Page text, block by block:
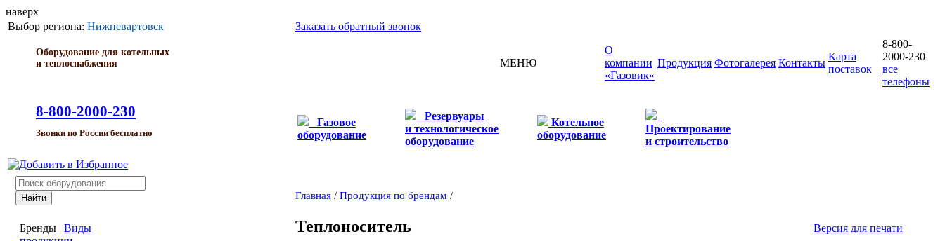
наверх
Выбор региона: Нижневартовск
Оборудование для котельных
и теплоснабжения
8-800-2000-230
Звонки по России бесплатно
Заказать обратный звонок
МЕНЮ
О
компании
«Газовик»
Продукция Фотогалерея Контакты
Карта
поставок
8-800-
2000-230
все
телефоны
Газовое
оборудование
Резервуары
и технологическое
оборудование
Котельное
оборудование
Проектирование
и строительство
Бренды | Виды
Главная / Продукция по брендам /
Версия для печати
Теплоноситель